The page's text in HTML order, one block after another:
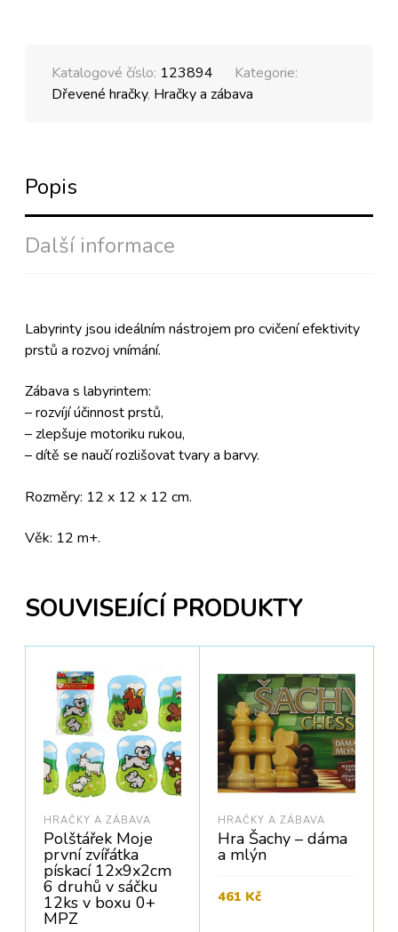
Katalogové číslo: 123894
Kategorie:
Dřevené hračky, Hračky a zábava
Popis
Další informace
Labyrinty jsou ideálním nástrojem pro cvičení efektivity
prstů a rozvoj vnímání.
Zábava s labyrintem:
– rozvíjí účinnost prstů,
– zlepšuje motoriku rukou,
– dítě se naučí rozlišovat tvary a barvy.
Rozměry: 12 x 12 x 12 cm.
Věk: 12 m+.
SOUVISEJÍCÍ PRODUKTY
HRAČKY A ZÁBAVA
Polštářek Moje
první zvířátka
pískací 12x9x2cm
6 druhů v sáčku
12ks v boxu 0+
MPZ
HRAČKY A ZÁBAVA
Hra Šachy – dáma
a mlýn
461 Kč